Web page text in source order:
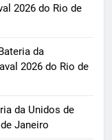
2026 do Rio de
da
2026 do Rio de
da Unidos de
Janeiro